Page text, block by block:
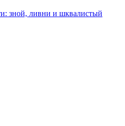
зной, ливни и шквалистый